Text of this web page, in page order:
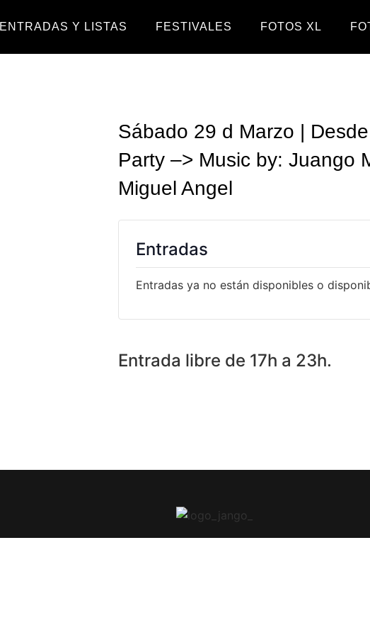
ENTRADAS Y LISTAS FESTIVALES FOTOS XL
Sábado 29 d Marzo |
Party –> Music by: Juango
Miguel Angel
Entradas
Entradas ya no están disponibles o
Entrada libre de 17h a 23h.